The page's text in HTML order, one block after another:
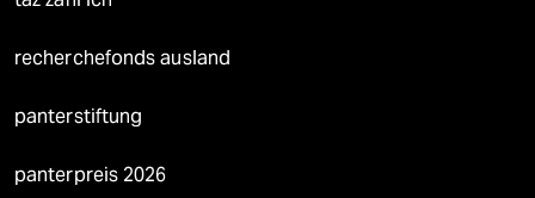
recherchefonds ausland
panterstiftung
panterpreis 2026